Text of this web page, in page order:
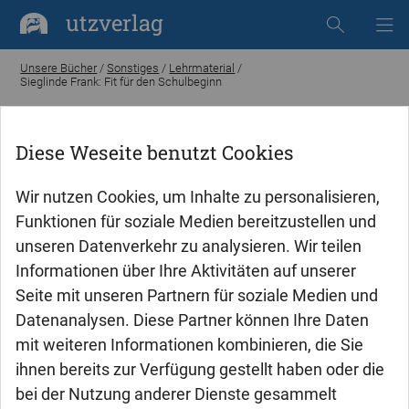
Diese Weseite benutzt Cookies
Wir nutzen Cookies, um Inhalte zu personalisieren,
Funktionen für soziale Medien bereitzustellen und
unseren Datenverkehr zu analysieren. Wir teilen
Informationen über Ihre Aktivitäten auf unserer
Seite mit unseren Partnern für soziale Medien und
Datenanalysen. Diese Partner können Ihre Daten
mit weiteren Informationen kombinieren, die Sie
ihnen bereits zur Verfügung gestellt haben oder die
bei der Nutzung anderer Dienste gesammelt
utzverlag
Unsere Bücher /Sonstiges / Lehrmaterial /
Sieglinde Frank: Fit für den Schulbeginn